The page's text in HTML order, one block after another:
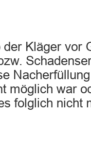
Kläger vor
möglich war
folglich nicht